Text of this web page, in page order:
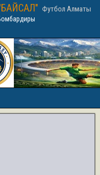
Футбол Алматы